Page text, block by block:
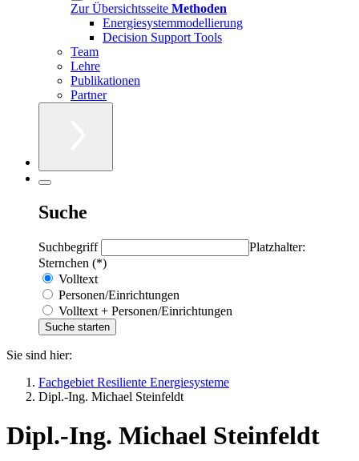
Zur Übersichtsseite Methoden
Energiesystemmodellierung
Decision Support Tools
Team
Lehre
Publikationen
Partner
Suche
Suchbegriff
Platzhalter:
Sternchen (*)
Volltext
Personen/Einrichtungen
Volltext + Personen/Einrichtungen
Sie sind hier:
Fachgebiet Resiliente Energiesysteme
Dipl.-Ing. Michael Steinfeldt
Dipl.-Ing. Michael Steinfeldt